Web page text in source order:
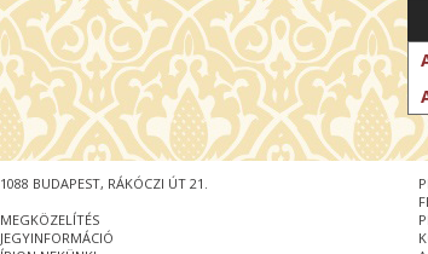
1088 BUDAPEST, RÁKÓCZI ÚT 21.
MEGKÖZELÍTÉS
JEGYINFORMÁCIÓ